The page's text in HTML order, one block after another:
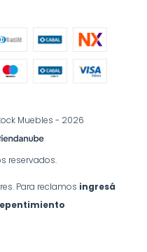
Muebles - 2026
reservados.
Para reclamos ingresá